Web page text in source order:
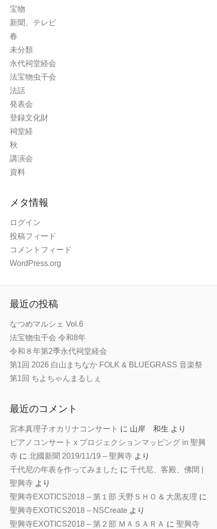
宝物
新聞、テレビ
春
未分類
永代祠堂経会
法宝物虫干会
法話
発表会
登録文化財
祠堂経
秋
講演会
資料
メタ情報
ログイン
投稿フィード
コメントフィード
WordPress.org
最近の投稿
なつめマルシェ Vol.6
法宝物虫干会 令和8年
令和８年第2季永代祠堂経会
第1回 2026 白山まちなか FOLK & BLUEGRASS 音楽祭
第1回 ちよちゃんまるしぇ
最近のコメント
宮本真理子オカリナコンサート に 山岸 和生 より
ピアノコンサート x プロジェクションマッピング in 聖興
寺 に 北國新聞 2019/11/19 – 聖興寺 より
千代尼の年表を作ってみました に 千代尼、客殿、佛間 |
聖興寺 より
聖興寺EXOTICS2018 – 第１部 天野ＳＨＯ & 大黒友理 に
聖興寺EXOTICS2018 – NSCreate より
聖興寺EXOTICS2018 – 第２部 ＭＡＳＡＲＡ に 聖興寺